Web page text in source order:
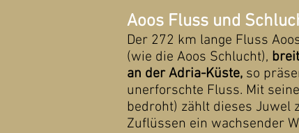
Aoos Fluss und
Der 272 km lange Fluss
(wie die Aoos Schlucht),
an der Adria-Küste, so
unerforschte Fluss. Mit
bedroht) zählt dieses Juwel
Zuflüssen ein wachsender